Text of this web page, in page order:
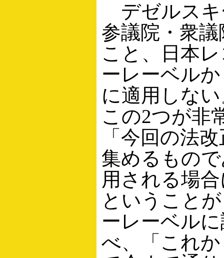
デゼルスキ
参議院・衆
こと、日本
ーレーベル
に適用しな
この2つが非
「今回の法
集めるもの
用される場
ということ
ーレーベル
べ、「これ